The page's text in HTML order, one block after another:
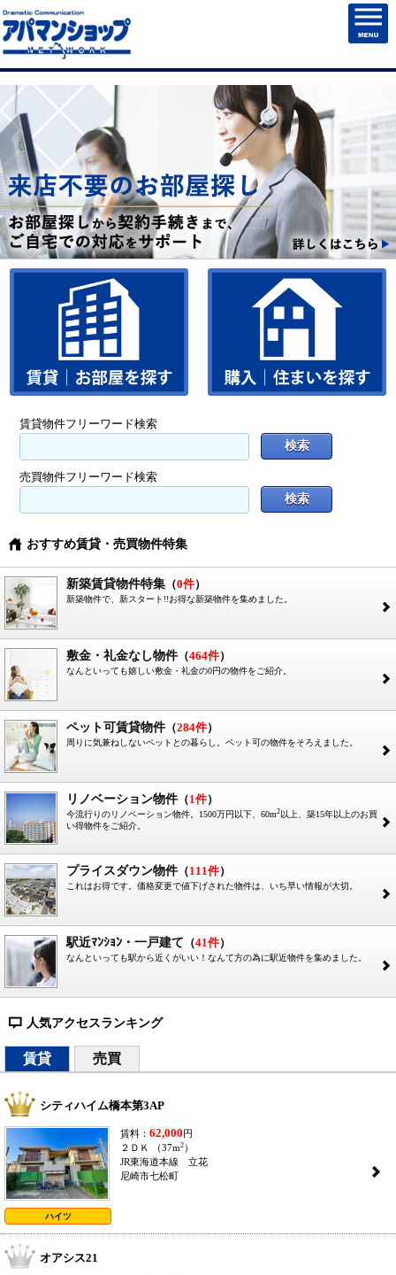
賃貸物件検索
売買物件検索
売却・住まいを売る
マンション管理
チェックしたお部屋
賃貸物件フリーワード検索
売買物件フリーワード検索
} おすすめ賃貸・売買物件特集
新築賃貸物件特集 （0件）
新築物件で、新スタート!!お得な新築物件を集めました。
2
敷金・礼金なし物件（464件）
なんといっても嬉しい敷金・礼金の0円の物件をご紹介。
2
ペット可賃貸物件（284件）
周りに気兼ねしないペットとの暮らし。ペット可の物件をそろえました。
2
リノベーション物件（1件）
今流行りのリノベーション物件。1500万円以下、60m2 以上、築15年以上のお買
い得物件をご紹介。
2
プライスダウン物件（111件）
これはお得です。価格変更で値下げされた物件は、いち早い情報が大切。
2
駅近ﾏﾝｼｮﾝ・一戸建て （41件）
なんといっても駅から近くがいい！なんて方の為に駅近物件を集めました。
2
= 人気アクセスランキング
賃貸 売買
シティハイム橋本第3AP
ハイツ
賃料： 62,000円
２ＤＫ （37m2）
JR東海道本線 立花
尼崎市七松町
2
オアシス21